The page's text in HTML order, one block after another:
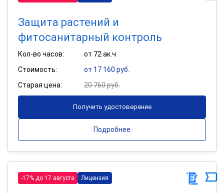
Защита растений и
фитосанитарный контроль
Кол-во часов:
от 72 ак.ч
Стоимость:
от 17 160 руб.
Старая цена:
20 760 руб.
Получить удостоверение
Подробнее
-17% до 17 августа Лицензия